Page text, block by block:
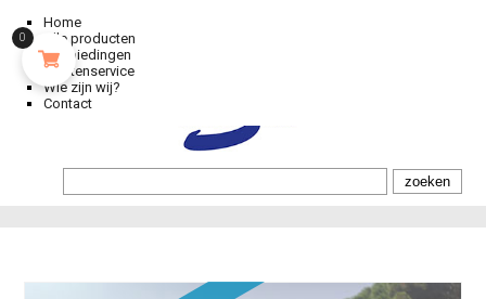
Home
Alle producten
Aanbiedingen
Klantenservice
Wie zijn wij?
Contact
0